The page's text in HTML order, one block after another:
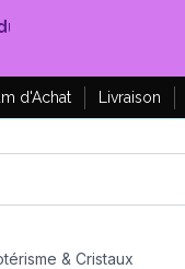
d'Achat Livraison
& Cristaux